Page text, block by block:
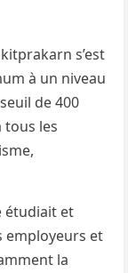
s’est
à un niveau
de 400
tous les
étudiait et
employeurs et
la